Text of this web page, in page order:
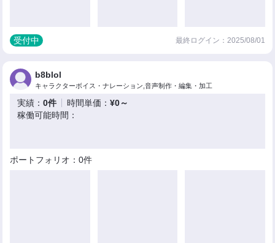
受付中 最終ログイン：2025/08/01
b8blol
キャラクターボイス・ナレーション,音声制作・編集・加工
実績：0件 時間単価：¥0～
稼働可能時間：
ポートフォリオ：0件